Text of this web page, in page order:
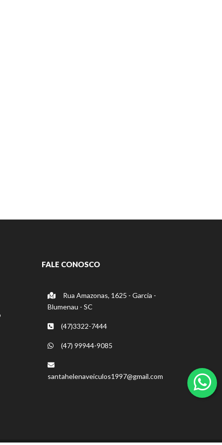
FALE CONOSCO
Rua Amazonas, 1625 - Garcia -
Blumenau - SC
(47)3322-7444
(47) 99944-9085
santahelenaveiculos1997@gmail.com